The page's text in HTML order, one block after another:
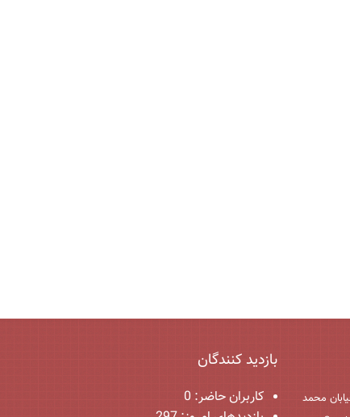
محمد
بازدید کنندگان
کاربران حاضر: 0